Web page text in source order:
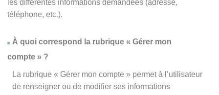
les différentes informations demandées (adresse,
téléphone, etc.).
À quoi correspond la rubrique « Gérer mon
compte » ?
La rubrique « Gérer mon compte » permet à l’utilisateur
de renseigner ou de modifier ses informations